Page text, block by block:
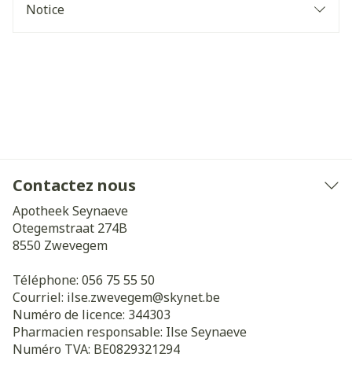
Notice
Contactez nous
Apotheek Seynaeve
Otegemstraat 274B
8550 Zwevegem
Téléphone: 056 75 55 50
Courriel: ilse.zwevegem@skynet.be
Numéro de licence: 344303
Pharmacien responsable: Ilse Seynaeve
Numéro TVA: BE0829321294